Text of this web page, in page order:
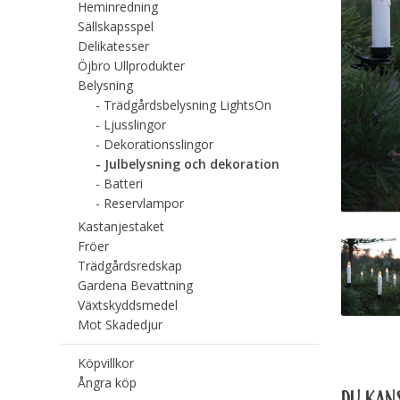
Heminredning
Sällskapsspel
Delikatesser
Öjbro Ullprodukter
Belysning
Trädgårdsbelysning LightsOn
Ljusslingor
Dekorationsslingor
Julbelysning och dekoration
Batteri
Reservlampor
Kastanjestaket
Fröer
Trädgårdsredskap
Gardena Bevattning
Växtskyddsmedel
Mot Skadedjur
Köpvillkor
Ångra köp